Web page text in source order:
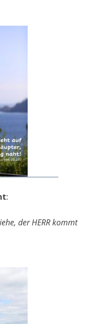
:
der HERR kommt